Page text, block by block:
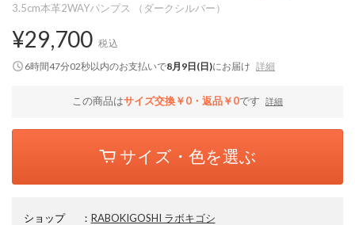
3.5cm本革2WAYパンプス （ダークシルバー）
¥29,700 税込
6時間47分01秒以内のお支払いで8月9日(日)にお届け 詳細
この商品はサイズ交換￥0・返品￥0です 詳細
サイズ・色を選ぶ
ショップ ： RABOKIGOSHI ラボキゴシ